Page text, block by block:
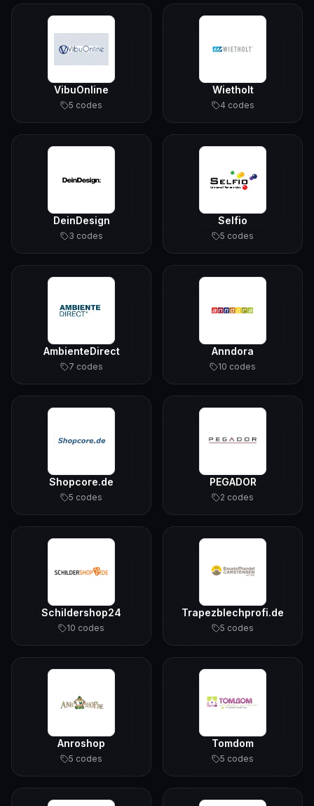
VibuOnline
5 codes
Wietholt
4 codes
DeinDesign
3 codes
Selfio
5 codes
AmbienteDirect
7 codes
Anndora
10 codes
Shopcore.de
5 codes
PEGADOR
2 codes
Schildershop24
10 codes
Trapezblechprofi.de
5 codes
Anroshop
5 codes
Tomdom
5 codes